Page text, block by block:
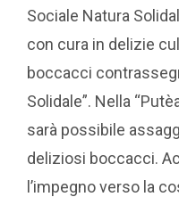
Sociale Natura
con cura in delizie
boccacci
Solidale”. Nella
sarà possibile
deliziosi boccacci.
l’impegno verso la